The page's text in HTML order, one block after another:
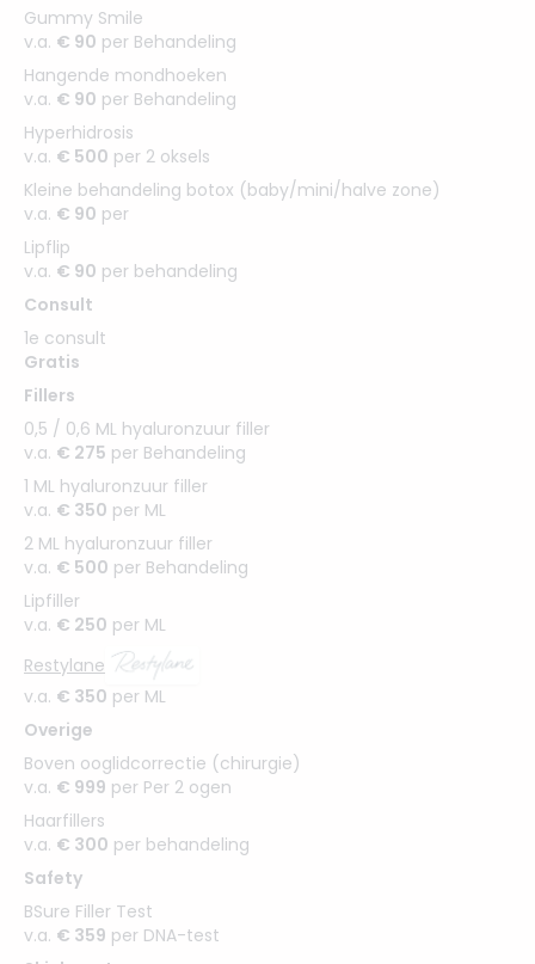
Gummy Smile
v.a. € 90 per Behandeling
Hangende mondhoeken
v.a. € 90 per Behandeling
Hyperhidrosis
v.a. € 500 per 2 oksels
Kleine behandeling botox (baby/mini/halve zone)
v.a. € 90 per
Lipflip
v.a. € 90 per behandeling
Consult
1e consult
Gratis
Fillers
0,5 / 0,6 ML hyaluronzuur filler
v.a. € 275 per Behandeling
1 ML hyaluronzuur filler
v.a. € 350 per ML
2 ML hyaluronzuur filler
v.a. € 500 per Behandeling
Lipfiller
v.a. € 250 per ML
Restylane
v.a. € 350 per ML
Overige
Boven ooglidcorrectie (chirurgie)
v.a. € 999 per Per 2 ogen
Haarfillers
v.a. € 300 per behandeling
Safety
BSure Filler Test
v.a. € 359 per DNA-test